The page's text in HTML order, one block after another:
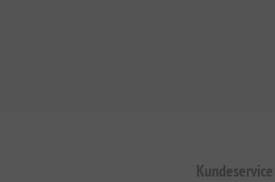
Kundeservice